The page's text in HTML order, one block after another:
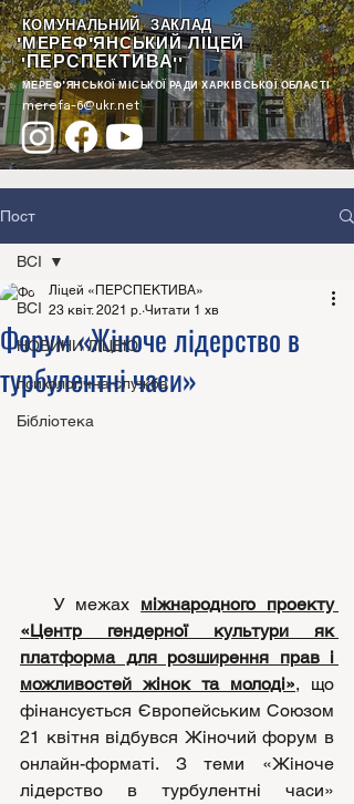
КОМУНАЛЬНИЙ ЗАКЛАД
"МЕРЕФ'ЯНСЬКИЙ ЛІЦЕЙ
"ПЕРСПЕКТИВА""
МЕРЕФ'ЯНСЬКОЇ МІСЬКОЇ РАДИ ХАРКІВСЬКОЇ ОБЛАСТІ
merefa-6@ukr.net
Пост
ВСІ
НОВИНИ ЛІЦЕЮ
психологічна служба
Бібліотека
ВСІ
Форум «Жіноче лідерство в
турбулентні часи»
Ліцей «ПЕРСПЕКТИВА»
23 квіт. 2021 р. Читати 1 хв
   У межах
міжнародного проекту
«Центр гендерної культури як
платформа для розширення прав і
можливостей жінок та молоді», що
фінансується Європейським Союзом
21 квітня відбувся Жіночий форум в
онлайн-форматі. З теми «Жіноче
лідерство в турбулентні часи»